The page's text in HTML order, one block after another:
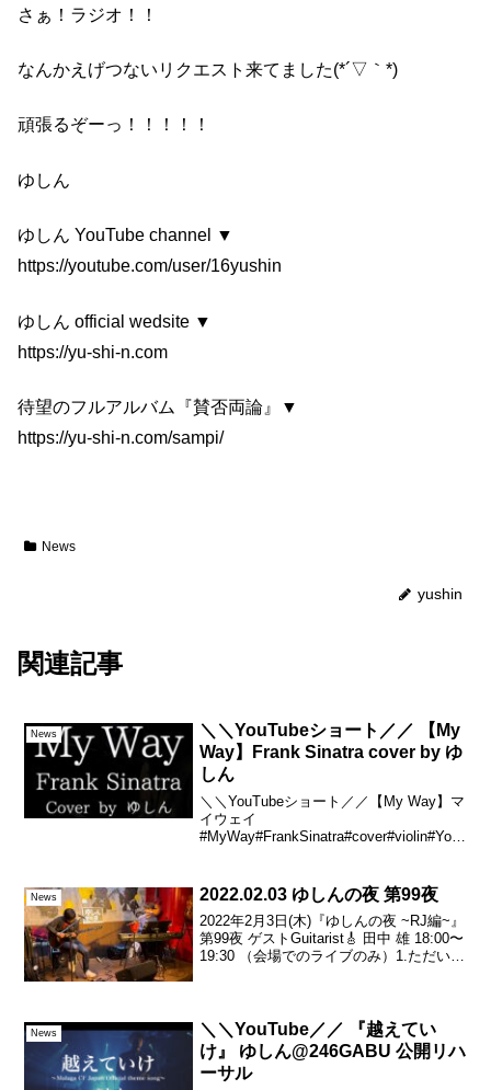
さぁ！ラジオ！！
なんかえげつないリクエスト来てました(*´▽｀*)
頑張るぞーっ！！！！！
ゆしん
ゆしん YouTube channel ▼
https://youtube.com/user/16yushin
ゆしん official wedsite ▼
https://yu-shi-n.com
待望のフルアルバム『賛否両論』▼
https://yu-shi-n.com/sampi/
News
yushin
関連記事
News
＼＼YouTubeショート／／ 【My
Way】Frank Sinatra cover by ゆ
しん
＼＼YouTubeショート／／【My Way】マ
イウェイ
#MyWay#FrankSinatra#cover#violin#You
定。🎻 中塚哲司🎸 田...
News 2022.02.03 ゆしんの夜 第99夜
2022年2月3日(木)『ゆしんの夜 ~RJ編~』
第99夜 ゲストGuitarist🎸 田中 雄 18:00〜
19:30 （会場でのライブのみ）1.ただいま
News
＼＼YouTube／／ 『越えてい
け』 ゆしん@246GABU 公開リハ
ーサル